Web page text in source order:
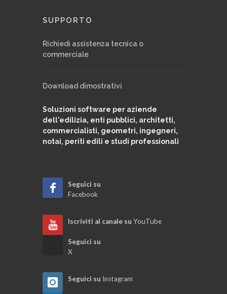
SUPPORTO
Richiedi assistenza tecnica o
commerciale
Download dimostrativi
Soluzioni software per aziende
dell'edilizia, enti pubblici, architetti,
commercialisti, geometri, ingegneri,
notai, periti edili e studi professionali
Seguici su
Facebook
Iscriviti al canale su YouTube
Seguici su
X
Seguici su Instagram